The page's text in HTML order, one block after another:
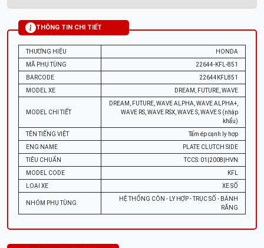
THÔNG TIN CHI TIẾT
THƯƠNG HIỆU
HONDA
MÃ PHỤ TÙNG
22644-KFL-851
BARCODE
22644KFL851
MODEL XE
DREAM, FUTURE, WAVE
MODEL CHI TIẾT
DREAM, FUTURE, WAVE ALPHA, WAVE ALPHA+,
WAVE RS, WAVE RSX, WAVE S, WAVE S (nhập
khẩu)
TÊN TIẾNG VIỆT
Tấm ép cạnh ly hợp
ENG NAME
PLATE CLUTCH SIDE
TIÊU CHUẨN
TCCS: 01|2008|HVN
MODEL CODE
KFL
LOẠI XE
XE SỐ
NHÓM PHỤ TÙNG
HỆ THỐNG CÔN - LY HỢP - TRỤC SỐ - BÁNH
RĂNG